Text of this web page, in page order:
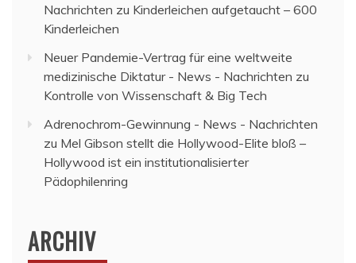
Nachrichten zu Kinderleichen aufgetaucht – 600
Kinderleichen
Neuer Pandemie-Vertrag für eine weltweite
medizinische Diktatur - News - Nachrichten zu
Kontrolle von Wissenschaft & Big Tech
Adrenochrom-Gewinnung - News - Nachrichten
zu Mel Gibson stellt die Hollywood-Elite bloß –
Hollywood ist ein institutionalisierter
Pädophilenring
ARCHIV